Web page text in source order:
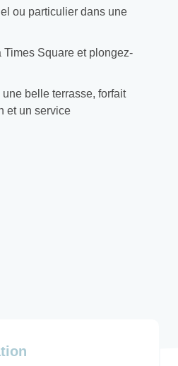
ou particulier dans une
Square et plongez-
belle terrasse, forfait
et un service